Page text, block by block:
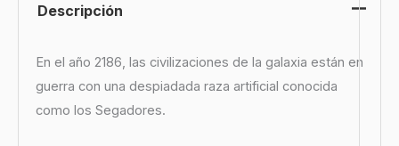
Descripción
En el año 2186, las civilizaciones de la galaxia están en
guerra con una despiadada raza artificial conocida
como los Segadores.